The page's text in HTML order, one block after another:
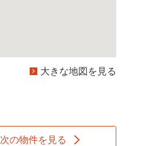
大きな地図を見る
次の物件を見る